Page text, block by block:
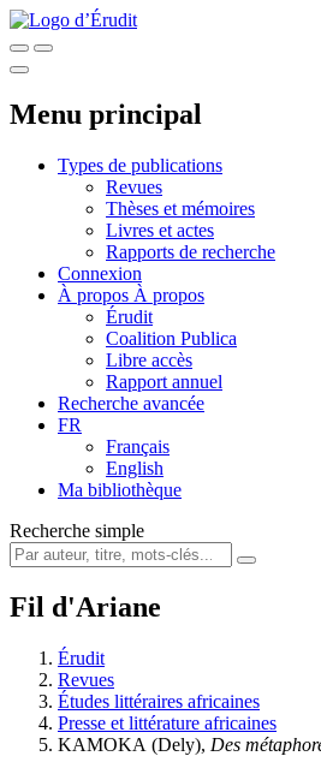
Menu principal
Types de publications
Revues
Thèses et mémoires
Livres et actes
Rapports de recherche
Connexion
À propos À propos
Érudit
Coalition Publica
Libre accès
Rapport annuel
Recherche avancée
FR
Français
English
Ma bibliothèque
Recherche simple
Fil d'Ariane
Érudit
Revues
Études littéraires africaines
Presse et littérature africaines
KAMOKA (Dely), Des